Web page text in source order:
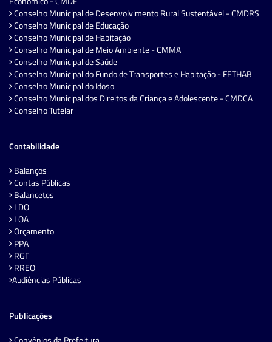
Conselho Municipal de Desenvolvimento Rural Sustentável - CMDRS
Conselho Municipal de Educação
Conselho Municipal de Habitação
Conselho Municipal de Meio Ambiente - CMMA
Conselho Municipal de Saúde
Conselho Municipal do Fundo de Transportes e Habitação - FETHAB
Conselho Municipal do Idoso
Conselho Municipal dos Direitos da Criança e Adolescente - CMDCA
Conselho Tutelar
Contabilidade
Balanços
Contas Públicas
Balancetes
LDO
LOA
Orçamento
PPA
RGF
RREO
Audiências Públicas
Publicações